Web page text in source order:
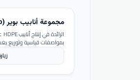
مجموعة أنابيب بوير (Bwer Pipes Group)
بمواصفات قياسية وتوزيع